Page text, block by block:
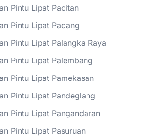
Pintu Lipat Pacitan
Pintu Lipat Padang
Pintu Lipat Palangka Raya
Pintu Lipat Palembang
Pintu Lipat Pamekasan
Pintu Lipat Pandeglang
Pintu Lipat Pangandaran
Pintu Lipat Pasuruan